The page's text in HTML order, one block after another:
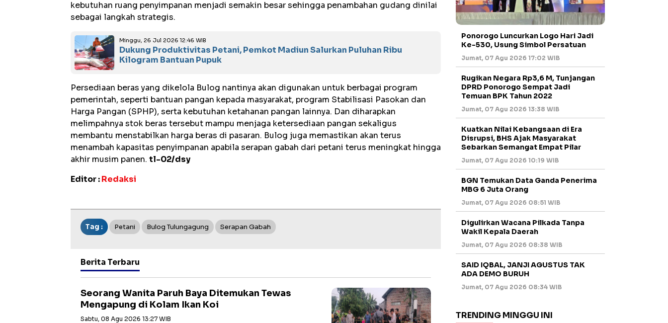
kebutuhan ruang penyimpanan menjadi semakin besar sehingga penambahan gudang dinilai
sebagai langkah strategis.
Minggu, 26 Jul 2026 12:46 WIB
Dukung Produktivitas Petani, Pemkot Madiun Salurkan Puluhan Ribu
Kilogram Bantuan Pupuk
Persediaan beras yang dikelola Bulog nantinya akan digunakan untuk berbagai program
pemerintah, seperti bantuan pangan kepada masyarakat, program Stabilisasi Pasokan dan
Harga Pangan (SPHP), serta kebutuhan ketahanan pangan lainnya. Dan diharapkan
melimpahnya stok beras tersebut mampu menjaga ketersediaan pangan sekaligus
membantu menstabilkan harga beras di pasaran. Bulog juga memastikan akan terus
menambah kapasitas penyimpanan apabila serapan gabah dari petani terus meningkat hingga
akhir musim panen. tl-02/dsy
Editor :Redaksi
Tag : Petani Bulog Tulungagung Serapan Gabah
Berita Terbaru
Seorang Wanita Paruh Baya Ditemukan Tewas
Mengapung di Kolam Ikan Koi
Sabtu, 08 Agu 2026 13:27 WIB
Ponorogo Luncurkan Logo Hari Jadi
Ke-530, Usung Simbol Persatuan
Jumat, 07 Agu 2026 17:02 WIB
Rugikan Negara Rp3,6 M, Tunjangan
DPRD Ponorogo Sempat Jadi
Temuan BPK Tahun 2022
Jumat, 07 Agu 2026 13:38 WIB
Kuatkan Nilai Kebangsaan di Era
Disrupsi, BHS Ajak Masyarakat
Sebarkan Semangat Empat Pilar
Jumat, 07 Agu 2026 10:19 WIB
BGN Temukan Data Ganda Penerima
MBG 6 Juta Orang
Jumat, 07 Agu 2026 08:51 WIB
Digulirkan Wacana Pilkada Tanpa
Wakil Kepala Daerah
Jumat, 07 Agu 2026 08:38 WIB
SAID IQBAL, JANJI AGUSTUS TAK
ADA DEMO BURUH
Jumat, 07 Agu 2026 08:34 WIB
TRENDING MINGGU INI